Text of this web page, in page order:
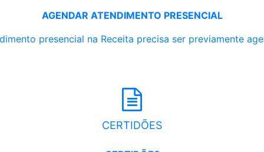
AGENDAR ATENDIMENTO PRESENCIAL
presencial na Receita precisa ser previamente
CERTIDÕES